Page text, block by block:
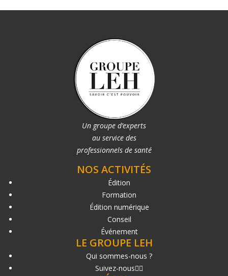
Un groupe d’experts
au service des
professionnels de santé
NOS ACTIVITÉS
Édition
Formation
Édition numérique
Conseil
Événement
LE GROUPE LEH
Qui sommes-nous ?
Suivez-nous